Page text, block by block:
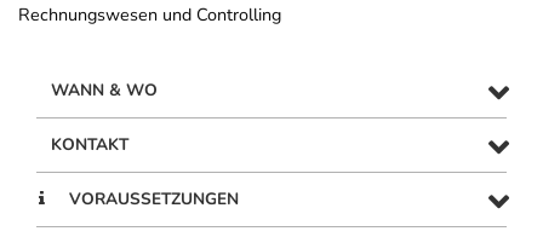
Rechnungswesen und Controlling
WANN & WO
KONTAKT
VORAUSSETZUNGEN